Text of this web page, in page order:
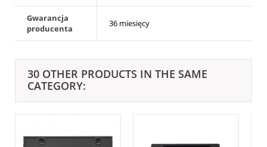
Gwarancja
producenta
36 miesięcy
30 OTHER PRODUCTS IN THE SAME
CATEGORY: